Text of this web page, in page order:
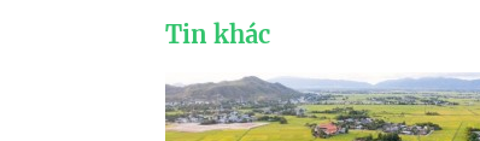
Tin khác